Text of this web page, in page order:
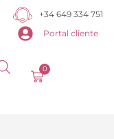
+34 649 334 751
Portal cliente
0
Carrito